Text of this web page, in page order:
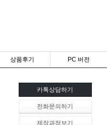
상품후기 PC 버전
카톡상담하기
전화문의하기
제작과정보기